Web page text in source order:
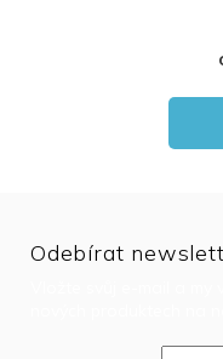
Odebírat